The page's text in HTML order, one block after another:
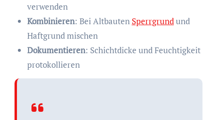
verwenden
Kombinieren: Bei Altbauten Sperrgrundund
Haftgrund mischen
Dokumentieren: Schichtdicke und Feuchtigkeit
protokollieren